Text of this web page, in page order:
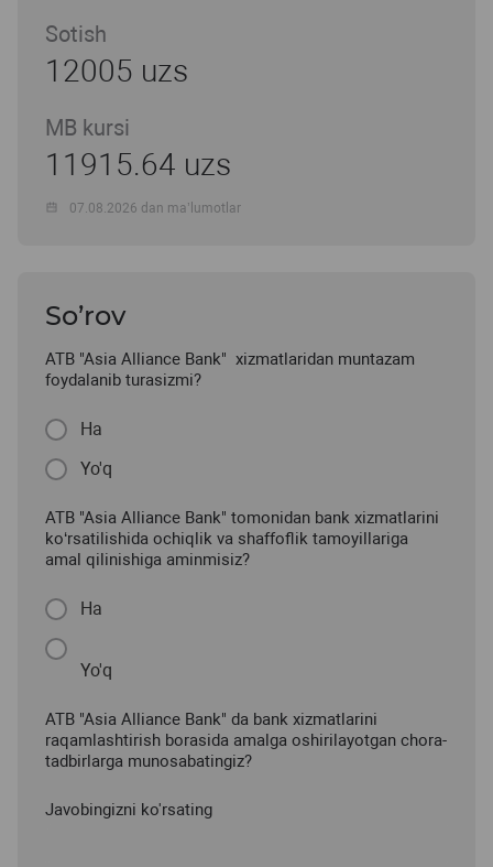
Sotish
12005 uzs
MB kursi
11915.64 uzs
07.08.2026 dan ma’lumotlar
So’rov
ATB "Asia Alliance Bank" xizmatlaridan muntazam
foydalanib turasizmi?
Ha
Yo'q
ATB "Asia Alliance Bank" tomonidan bank xizmatlarini
ko‘rsatilishida ochiqlik va shaffoflik tamoyillariga
amal qilinishiga aminmisiz?
Ha
Yo'q
ATB "Asia Alliance Bank" da bank xizmatlarini
raqamlashtirish borasida amalga oshirilayotgan chora-
tadbirlarga munosabatingiz?
Javobingizni ko'rsating